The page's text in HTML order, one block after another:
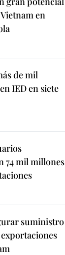
en
de mil
IED en siete
74 mil millones
suministro